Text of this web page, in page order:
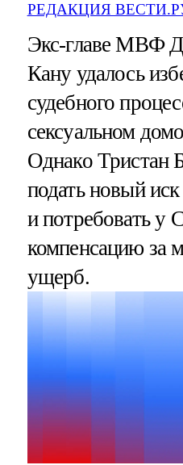
РЕДАКЦИЯ
Экс-главе МВФ
Кану удалось
судебного
сексуальном
Однако Тристан
подать новый
и потребовать у
компенсацию за
ущерб.